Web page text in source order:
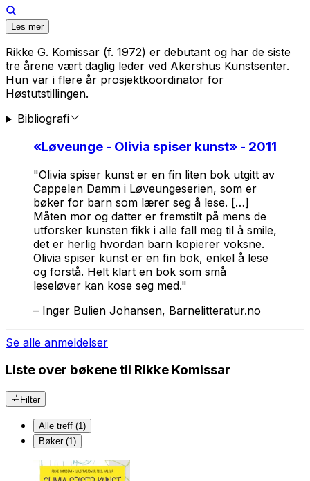
Les mer
Rikke G. Komissar (f. 1972) er debutant og har de siste
tre årene vært daglig leder ved Akershus Kunstsenter.
Hun var i flere år prosjektkoordinator for
Høstutstillingen.
Bibliografi
«Løveunge - Olivia spiser kunst» - 2011
"Olivia spiser kunst er en fin liten bok utgitt av
Cappelen Damm i Løveungeserien, som er
bøker for barn som lærer seg å lese. […]
Måten mor og datter er fremstilt på mens de
utforsker kunsten fikk i alle fall meg til å smile,
det er herlig hvordan barn kopierer voksne.
Olivia spiser kunst er en fin bok, enkel å lese
og forstå. Helt klart en bok som små
leseløver kan kose seg med."
– Inger Bulien Johansen, Barnelitteratur.no
Se alle anmeldelser
Liste over bøkene til Rikke Komissar
Filter
Alle treff (1)
Bøker (1)